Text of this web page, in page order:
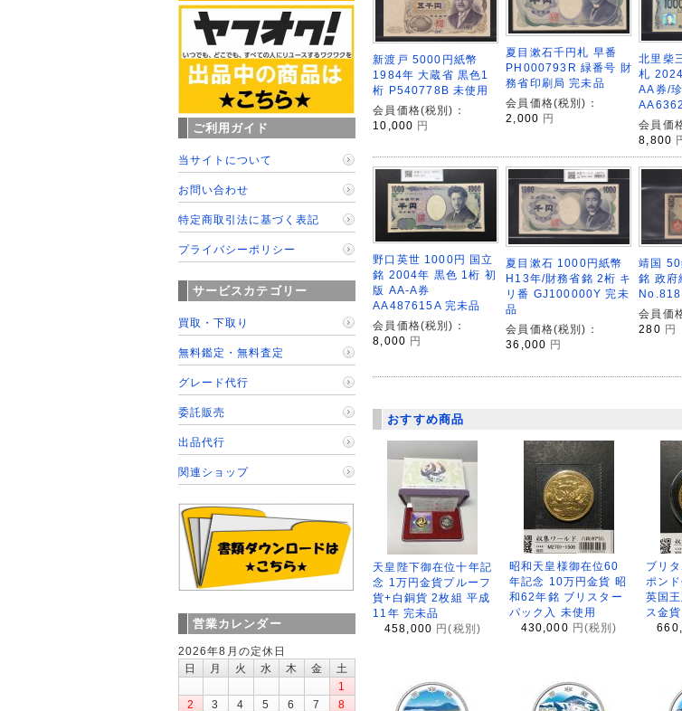
新渡戸 5000円紙幣
1984年 大蔵省 黒色1
桁 P540778B 未使用
会員価格(税別)：
10,000 円
夏目漱石千円札 早番
PH000793R 緑番号 財
務省印刷局 完未品
会員価格(税別)：
2,000 円
北里柴
札
AA券/
会員価
8,800
野口英世 1000円 国立
銘 2004年 黒色 1桁 初
版 AA-A券
AA487615A 完未品
会員価格(税別)：
8,000 円
夏目漱石 1000円紙幣
H13年/財務省銘 2桁 キ
リ番 GJ100000Y 完未
品
会員価格(税別)：
36,000 円
靖国
銘 政府
No.818
会員価
280 円
おすすめ商品
天皇陛下御在位十年記
念 1万円金貨プルーフ
貨+白銅貨 2枚組 平成
11年 完未品
458,000 円(税別)
昭和天皇様御在位60
年記念 10万円金貨 昭
和62年銘 ブリスター
パック入 未使用
430,000 円(税別)
ブリ
ポン
英国
ス金
ご利用ガイド
当サイトについて
お問い合わせ
特定商取引法に基づく表記
プライバシーポリシー
サービスカテゴリー
買取・下取り
無料鑑定・無料査定
グレード代行
委託販売
出品代行
関連ショップ
営業カレンダー
2026年8月の定休日
日
月 火 水 木 金
土
1
2
3 4 5 6 7
8